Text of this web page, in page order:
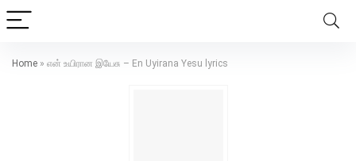
Home » என் உயிரான இயேசு – En Uyirana Yesu lyrics